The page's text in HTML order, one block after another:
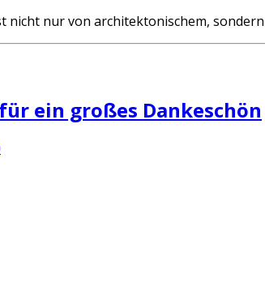
nicht nur von architektonischem,
ein großes Dankeschön